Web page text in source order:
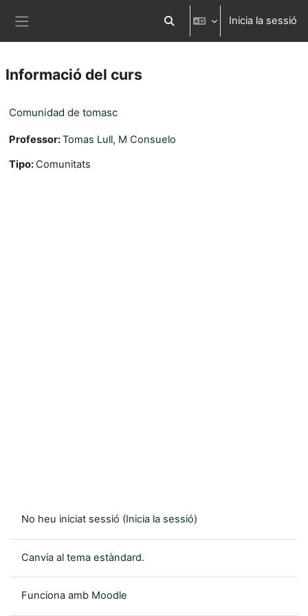
Commuta l'entrada de la cerca
Inicia la sessió
Informació del curs
Comunidad de tomasc
Professor:Tomas Lull, M Consuelo
Tipo: Comunitats
No heu iniciat sessió (Inicia la sessió)
Canvia al tema estàndard.
Funciona amb Moodle